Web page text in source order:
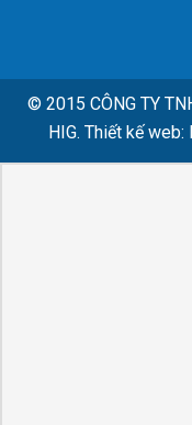
© 2015 CÔNG TY
HIG. Thiết kế web: